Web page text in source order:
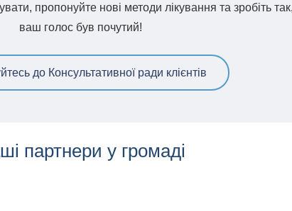
пропонуйте нові методи лікування та зробіть
ваш голос був почутий!
до Консультативної ради клієнтів
партнери у громаді